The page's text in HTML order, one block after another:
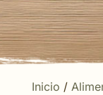
Inicio /